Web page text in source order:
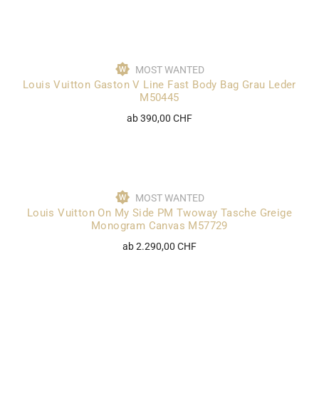
MOST WANTED
Louis Vuitton Gaston V Line Fast Body Bag Grau Leder
M50445
ab 390,00 CHF
MOST WANTED
Louis Vuitton On My Side PM Twoway Tasche Greige
Monogram Canvas M57729
ab 2.290,00 CHF